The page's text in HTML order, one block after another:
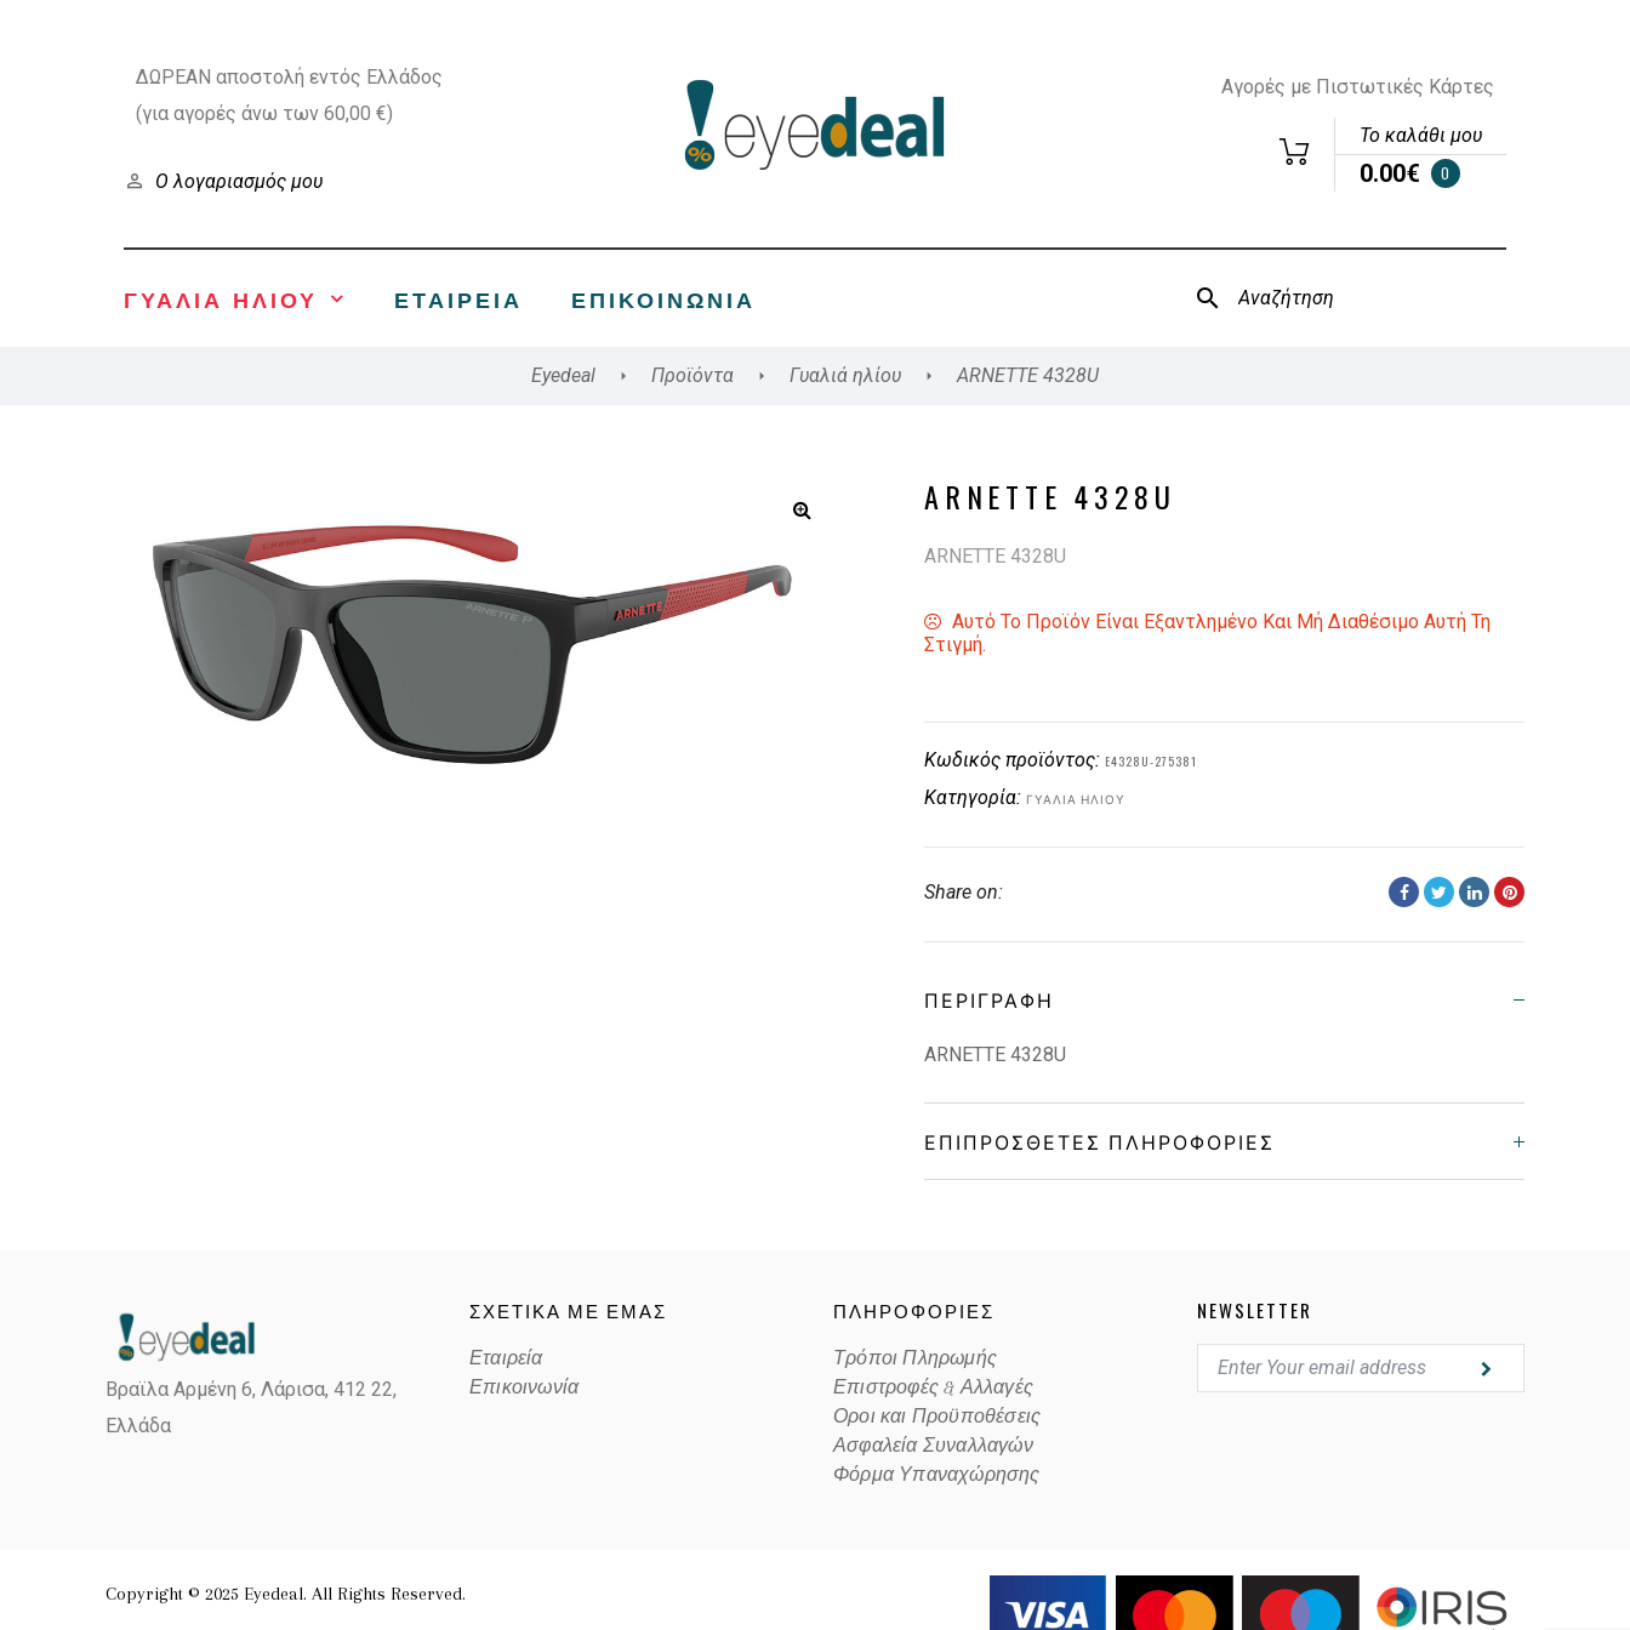
ΔΩΡΕΑΝ αποστολή εντός Ελλάδος
(για αγορές άνω των 60,00 €)
Ο λογαριασμός μου
Αγορές με Πιστωτικές Κάρτες
Το καλάθι μου
0.00€ 0
ΓΥΑΛΙΑ ΗΛΙΟΥ ΕΤΑΙΡΕΊΑ ΕΠΙΚΟΙΝΩΝΊΑ
Eyedeal Προϊόντα Γυαλιά ηλίου ARNETTE 4328U
ARNETTE 4328U
ARNETTE 4328U
Αυτό Το Προϊόν Είναι Εξαντλημένο Και Μή Διαθέσιμο Αυτή Τη
Στιγμή.
Κωδικός προϊόντος: E4328U-275381
Κατηγορία: ΓΥΑΛΙΆ ΗΛΊΟΥ
Share on:
ΠΕΡΙΓΡΑΦΉ
ARNETTE 4328U
ΕΠΙΠΡΌΣΘΕΤΕΣ ΠΛΗΡΟΦΟΡΊΕΣ
Lens Color POLARIZED GRAY
Color code
Βραϊλα Αρμένη 6, Λάρισα, 412 22,
Ελλάδα
ΣΧΕΤΙΚΑ ΜΕ ΕΜΑΣ
Εταιρεία
Επικοινωνία
ΠΛΗΡΟΦΟΡΙΕΣ
Τρόποι Πληρωμής
Επιστροφές & Αλλαγές
Οροι και Προϋποθέσεις
Ασφαλεία Συναλλαγών
Φόρμα Υπαναχώρησης
NEWSLETTER
Copyright © 2025 Eyedeal. All Rights Reserved.